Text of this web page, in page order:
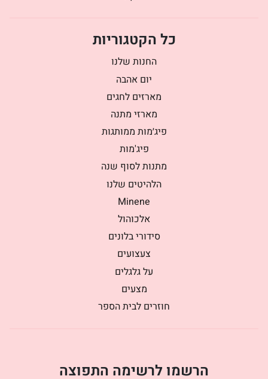
כל הקטגוריות
החנות שלנו
יום אהבה
מארזים לחגים
מארזי מתנה
פיג׳מות ממותגות
פיג'מות
מתנות לסוף שנה
הלהיטים שלנו
Minene
אלכוהול
סידורי בלונים
צעצועים
על גלגלים
מצעים
חוזרים לבית הספר
הרשמו לרשימה התפוצה